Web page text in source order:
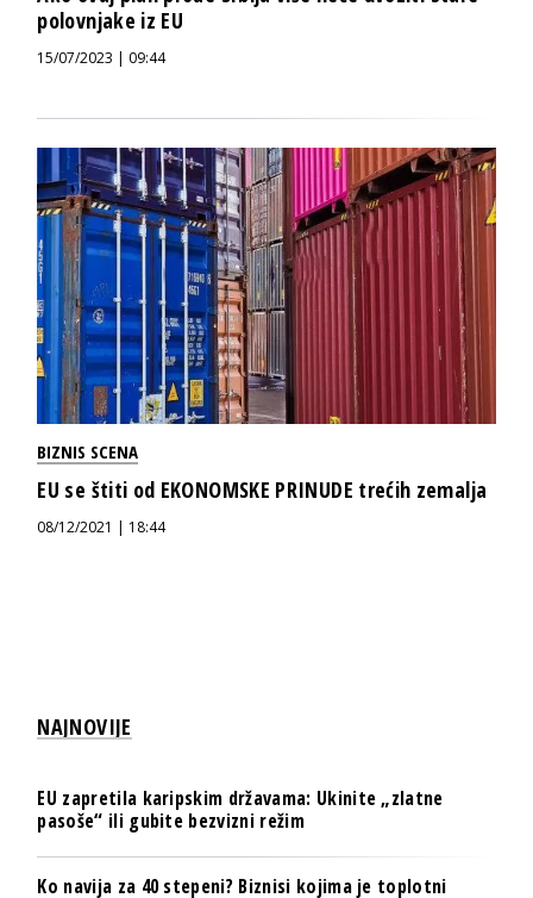
polovnjake iz EU
15/07/2023 | 09:44
BIZNIS SCENA
EU se štiti od EKONOMSKE PRINUDE trećih zemalja
08/12/2021 | 18:44
NAJNOVIJE
EU zapretila karipskim državama: Ukinite „zlatne
pasoše“ ili gubite bezvizni režim
Ko navija za 40 stepeni? Biznisi kojima je toplotni